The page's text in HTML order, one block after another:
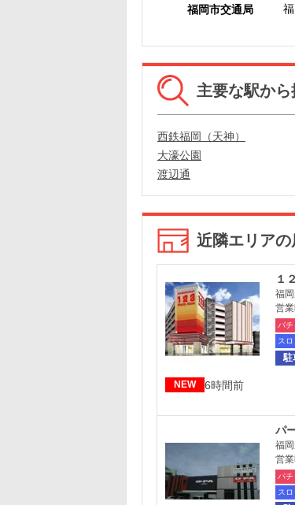
福岡市交通局
主要な駅から
西鉄福岡（天神）
大濠公園
渡辺通
近隣エリアの
１
福
営
パチ
スロ
駐
NEW 6時間前
パ
福
営
パチ
スロ